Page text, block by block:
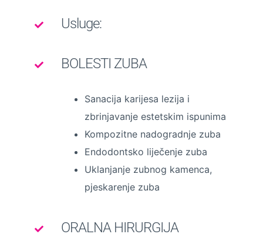
Usluge:
BOLESTI ZUBA
Sanacija karijesa lezija i
zbrinjavanje estetskim ispunima
Kompozitne nadogradnje zuba
Endodontsko liječenje zuba
Uklanjanje zubnog kamenca,
pjeskarenje zuba
ORALNA HIRURGIJA